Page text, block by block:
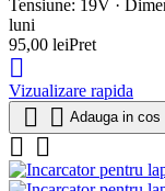
Tensiune: 19V ·
luni
95,00 leiPret

Vizualizare rapida
  Adauga in cos
 